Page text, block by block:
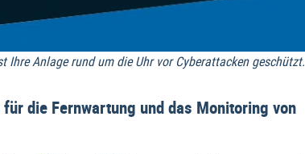
Ihre Anlage rund um die Uhr vor Cyberattacken geschützt.
die Fernwartung und das Monitoring von